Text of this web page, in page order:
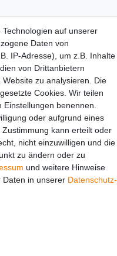
vorbehalten.
auf unserer
Daten von
IP-Adresse), um z.B. Inhalte
von Drittanbietern
zu analysieren. Die
Cookies. Wir teilen
benennen.
oder aufgrund eines
kann erteilt oder
nicht einzuwilligen und die
zu ändern oder zu
und weitere Hinweise
Daten in unserer Daten­schutz­